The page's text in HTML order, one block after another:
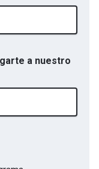
a nuestro